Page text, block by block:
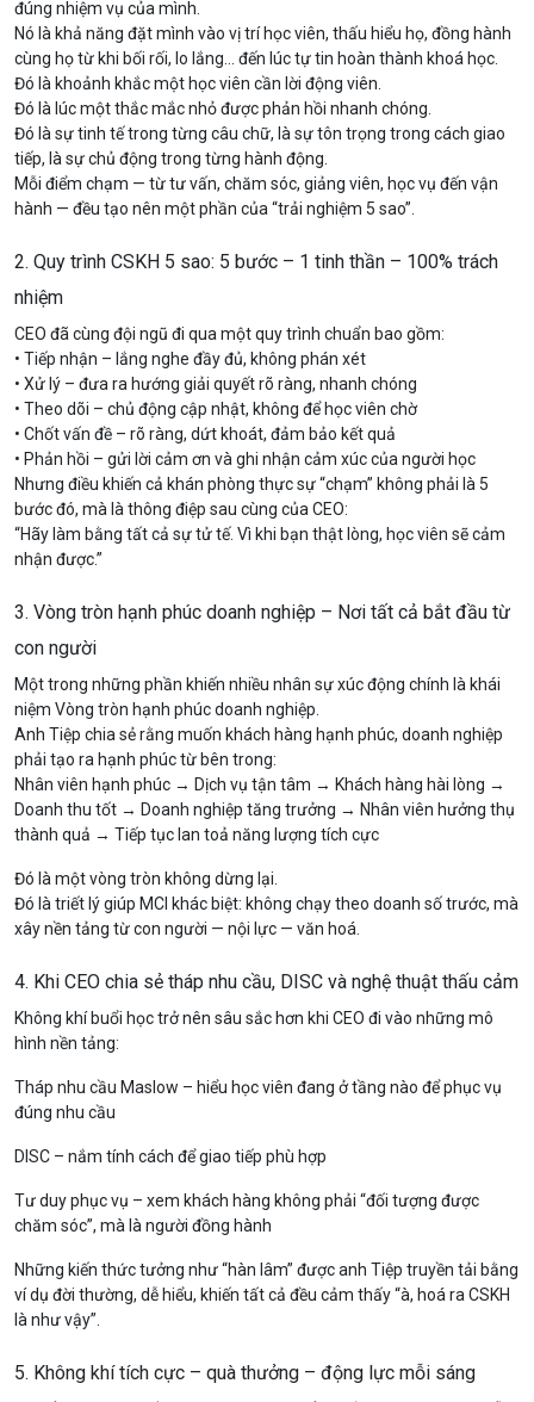
đúng nhiệm vụ của mình.
Nó là khả năng đặt mình vào vị trí học viên, thấu hiểu họ, đồng hành
cùng họ từ khi bối rối, lo lắng… đến lúc tự tin hoàn thành khoá học.
Đó là khoảnh khắc một học viên cần lời động viên.
Đó là lúc một thắc mắc nhỏ được phản hồi nhanh chóng.
Đó là sự tinh tế trong từng câu chữ, là sự tôn trọng trong cách giao
tiếp, là sự chủ động trong từng hành động.
Mỗi điểm chạm — từ tư vấn, chăm sóc, giảng viên, học vụ đến vận
hành — đều tạo nên một phần của “trải nghiệm 5 sao”.
2. Quy trình CSKH 5 sao: 5 bước – 1 tinh thần – 100% trách
nhiệm
CEO đã cùng đội ngũ đi qua một quy trình chuẩn bao gồm:
• Tiếp nhận – lắng nghe đầy đủ, không phán xét
• Xử lý – đưa ra hướng giải quyết rõ ràng, nhanh chóng
• Theo dõi – chủ động cập nhật, không để học viên chờ
• Chốt vấn đề – rõ ràng, dứt khoát, đảm bảo kết quả
• Phản hồi – gửi lời cảm ơn và ghi nhận cảm xúc của người học
Nhưng điều khiến cả khán phòng thực sự “chạm” không phải là 5
bước đó, mà là thông điệp sau cùng của CEO:
“Hãy làm bằng tất cả sự tử tế. Vì khi bạn thật lòng, học viên sẽ cảm
nhận được.”
3. Vòng tròn hạnh phúc doanh nghiệp – Nơi tất cả bắt đầu từ
con người
Một trong những phần khiến nhiều nhân sự xúc động chính là khái
niệm Vòng tròn hạnh phúc doanh nghiệp.
Anh Tiệp chia sẻ rằng muốn khách hàng hạnh phúc, doanh nghiệp
phải tạo ra hạnh phúc từ bên trong:
Nhân viên hạnh phúc → Dịch vụ tận tâm → Khách hàng hài lòng →
Doanh thu tốt → Doanh nghiệp tăng trưởng → Nhân viên hưởng thụ
thành quả → Tiếp tục lan toả năng lượng tích cực
Đó là một vòng tròn không dừng lại.
Đó là triết lý giúp MCI khác biệt: không chạy theo doanh số trước, mà
xây nền tảng từ con người — nội lực — văn hoá.
4. Khi CEO chia sẻ tháp nhu cầu, DISC và nghệ thuật thấu cảm
Không khí buổi học trở nên sâu sắc hơn khi CEO đi vào những mô
hình nền tảng:
Tháp nhu cầu Maslow – hiểu học viên đang ở tầng nào để phục vụ
đúng nhu cầu
DISC – nắm tính cách để giao tiếp phù hợp
Tư duy phục vụ – xem khách hàng không phải “đối tượng được
chăm sóc”, mà là người đồng hành
Những kiến thức tưởng như “hàn lâm” được anh Tiệp truyền tải bằng
ví dụ đời thường, dễ hiểu, khiến tất cả đều cảm thấy “à, hoá ra CSKH
là như vậy”.
5. Không khí tích cực – quà thưởng – động lực mỗi sáng